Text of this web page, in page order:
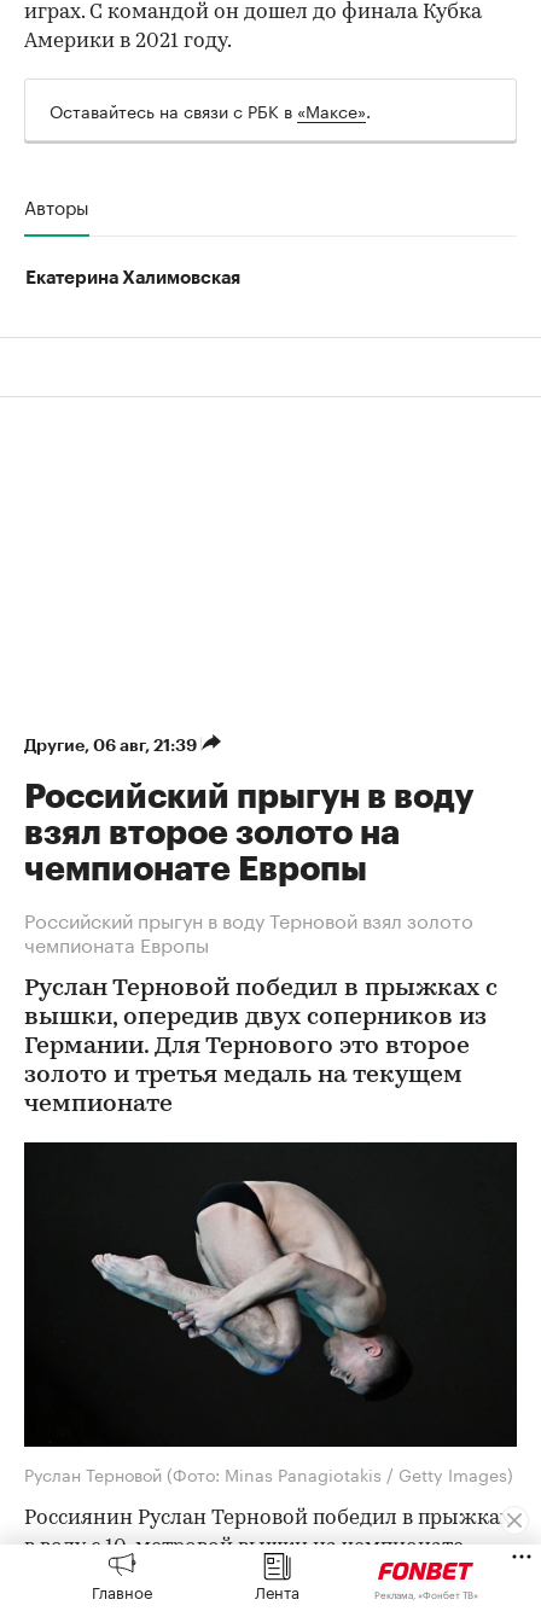
играх. С командой он дошел до финала Кубка
Америки в 2021 году.
Оставайтесь на связи с РБК в «Максе».
Авторы
Екатерина Халимовская
Другие 06 авг, 21:39
Российский прыгун в воду
взял второе золото на
чемпионате Европы
Российский прыгун в воду Терновой взял золото
чемпионата Европы
Руслан Терновой победил в прыжках с
вышки, опередив двух соперников из
Германии. Для Тернового это второе
золото и третья медаль на текущем
чемпионате
Руслан Терновой (Фото: Minas Panagiotakis / Getty Images)
Россиянин Руслан Терновой победил в прыжках
в воду с 10-метровой вышки на чемпионате
Европы в Париже.
Главное Лента Реклама, «Фонбет ТВ»